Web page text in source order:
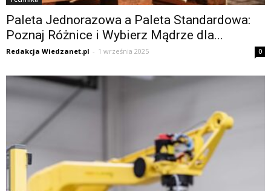
Paleta Jednorazowa a Paleta Standardowa:
Poznaj Różnice i Wybierz Mądrze dla...
Redakcja Wiedzanet.pl - 1 września 2025 0